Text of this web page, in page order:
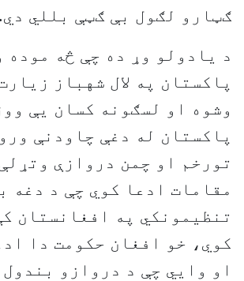
ګټارو لګول بې ګټې بللي دي.
د يادولو وړ ده چې څه موده
پاکستان په لال شهباز
وشوه او لسګونه کسان یې
پاکستان له دغې چاودنې
تورخم او چمن دروازې
مقامات ادعا کوي چې د دغه
تنظيمونکي په افغانستان
کوي، خو افغان حکومت دا
او وايي چې د دروازو بندول